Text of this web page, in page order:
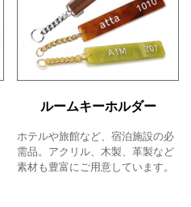
ルームキーホルダー
ホテルや旅館など、宿泊施設の必
需品。アクリル、木製、革製など
素材も豊富にご用意しています。